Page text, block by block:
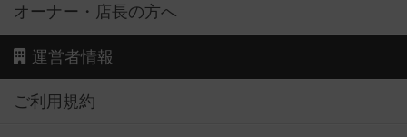
オーナー・店長の方へ
運営者情報
ご利用規約